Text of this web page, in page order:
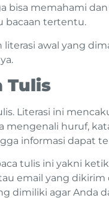
bisa memahami
bacaan tertentu.
awal yang
Tulis
Literasi ini
mengenali huruf,
informasi dapat
tulis ini yakni
email yang
dimiliki agar Anda